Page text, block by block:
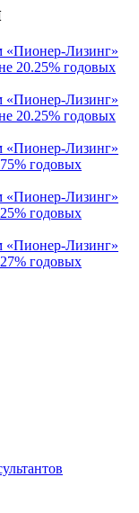
«Пионер-Лизинг»
20.25% годовых
«Пионер-Лизинг»
20.25% годовых
«Пионер-Лизинг»
годовых
«Пионер-Лизинг»
годовых
«Пионер-Лизинг»
годовых